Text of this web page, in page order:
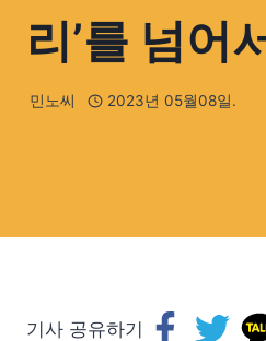
리’를 넘어
민노씨 2023년 05월08일.
기사 공유하기